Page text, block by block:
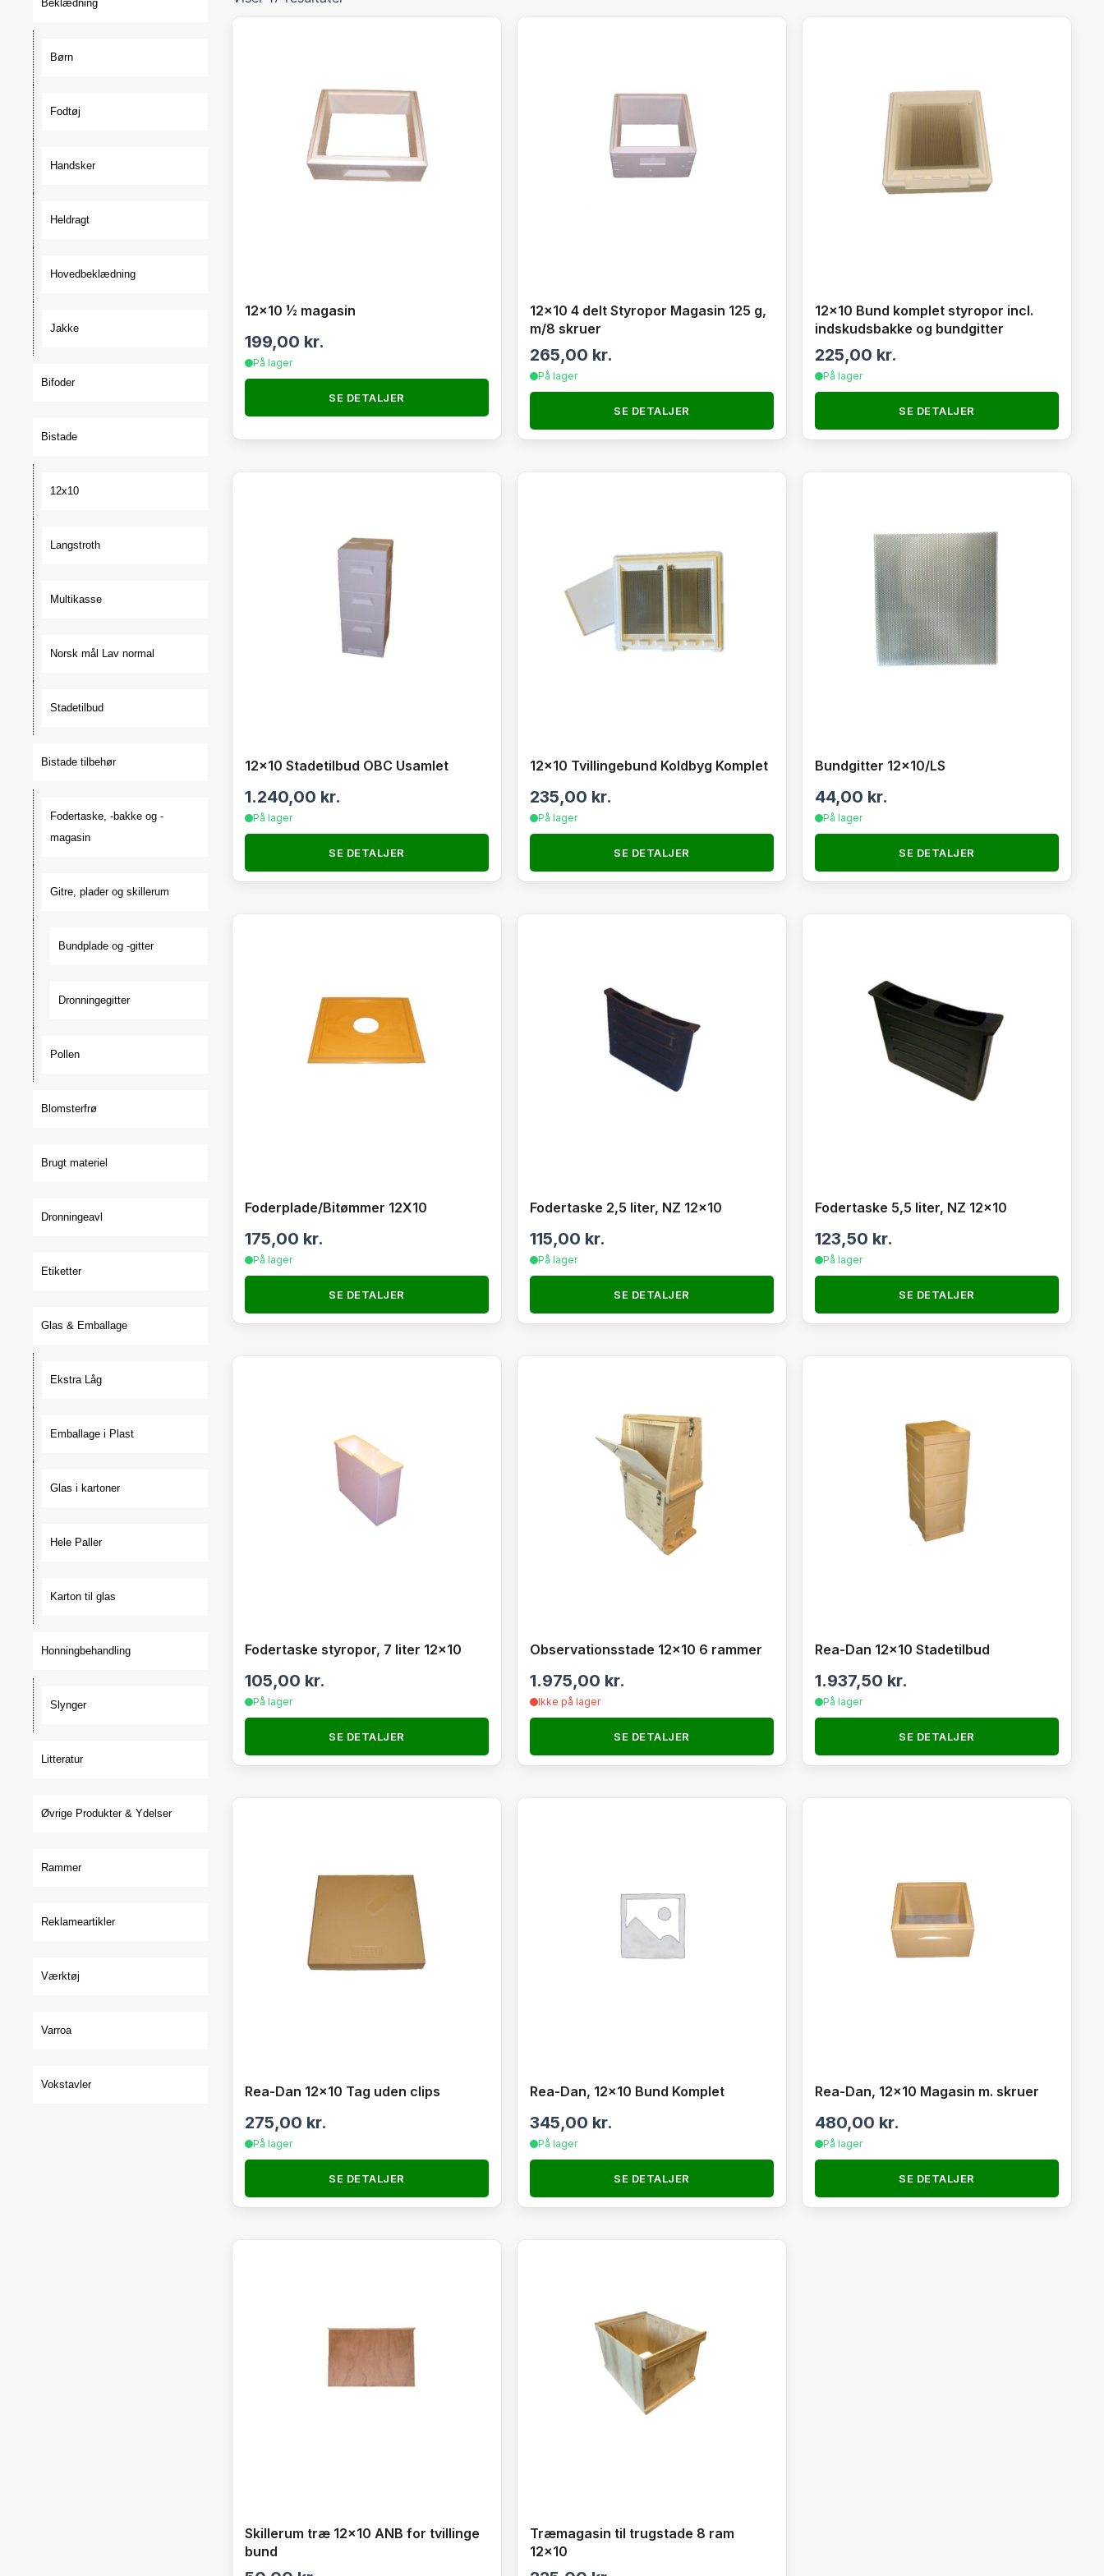
Beklædning
Børn
Fodtøj
Handsker
Heldragt
Hovedbeklædning
Jakke
Bifoder
Bistade
12x10
Langstroth
Multikasse
Norsk mål Lav normal
Stadetilbud
Bistade tilbehør
Fodertaske, -bakke og -
magasin
Gitre, plader og skillerum
Bundplade og -gitter
Dronningegitter
Pollen
Blomsterfrø
Brugt materiel
Dronningeavl
Etiketter
Glas & Emballage
Ekstra Låg
Emballage i Plast
Glas i kartoner
Hele Paller
Karton til glas
Honningbehandling
Slynger
Litteratur
Øvrige Produkter & Ydelser
Rammer
Reklameartikler
Værktøj
Varroa
Vokstavler
12×10 ½ magasin
199,00 kr.
På lager
SE DETALJER
12×10 4 delt Styropor Magasin 125 g,
m/8 skruer
265,00 kr.
På lager
SE DETALJER
12×10 Bund komplet styropor incl.
indskudsbakke og bundgitter
225,00 kr.
På lager
SE DETALJER
12×10 Stadetilbud OBC Usamlet
1.240,00 kr.
På lager
SE DETALJER
12×10 Tvillingebund Koldbyg Komplet
235,00 kr.
På lager
SE DETALJER
Bundgitter 12×10/LS
44,00 kr.
På lager
SE DETALJER
Foderplade/Bitømmer 12X10
175,00 kr.
På lager
SE DETALJER
Fodertaske 2,5 liter, NZ 12×10
115,00 kr.
På lager
SE DETALJER
Fodertaske 5,5 liter, NZ 12×10
123,50 kr.
På lager
SE DETALJER
Fodertaske styropor, 7 liter 12×10
105,00 kr.
På lager
SE DETALJER
Observationsstade 12×10 6 rammer
1.975,00 kr.
Ikke på lager
SE DETALJER
Rea-Dan 12×10 Stadetilbud
1.937,50 kr.
På lager
SE DETALJER
Rea-Dan 12×10 Tag uden clips
275,00 kr.
På lager
SE DETALJER
Rea-Dan, 12×10 Bund Komplet
345,00 kr.
På lager
SE DETALJER
Rea-Dan, 12×10 Magasin m. skruer
480,00 kr.
På lager
SE DETALJER
Skillerum træ 12×10 ANB for tvillinge
bund
Træmagasin til trugstade 8 ram
12×10